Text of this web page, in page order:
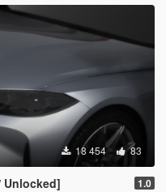
18 454 83
Unlocked] 1.0